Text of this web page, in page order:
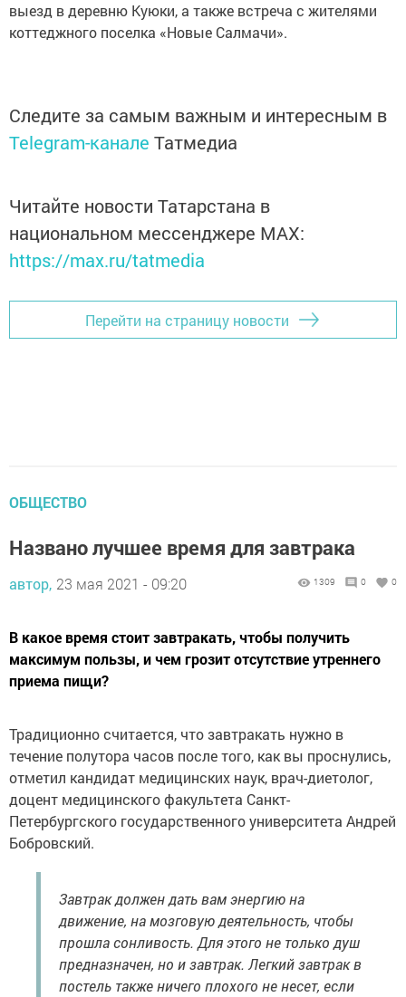
выезд в деревню Куюки, а также встреча с жителями
коттеджного поселка «Новые Салмачи».
Следите за самым важным и интересным в
Telegram-канале Татмедиа
Читайте новости Татарстана в
национальном мессенджере MАХ:
https://max.ru/tatmedia
Перейти на страницу новости
ОБЩЕСТВО
Названо лучшее время для завтрака
автор, 23 мая 2021 - 09:20 1309 0 0
В какое время стоит завтракать, чтобы получить
максимум пользы, и чем грозит отсутствие утреннего
приема пищи?
Традиционно считается, что завтракать нужно в
течение полутора часов после того, как вы проснулись,
отметил кандидат медицинских наук, врач-диетолог,
доцент медицинского факультета Санкт-
Петербургского государственного университета Андрей
Бобровский.
Завтрак должен дать вам энергию на
движение, на мозговую деятельность, чтобы
прошла сонливость. Для этого не только душ
предназначен, но и завтрак. Легкий завтрак в
постель также ничего плохого не несет, если